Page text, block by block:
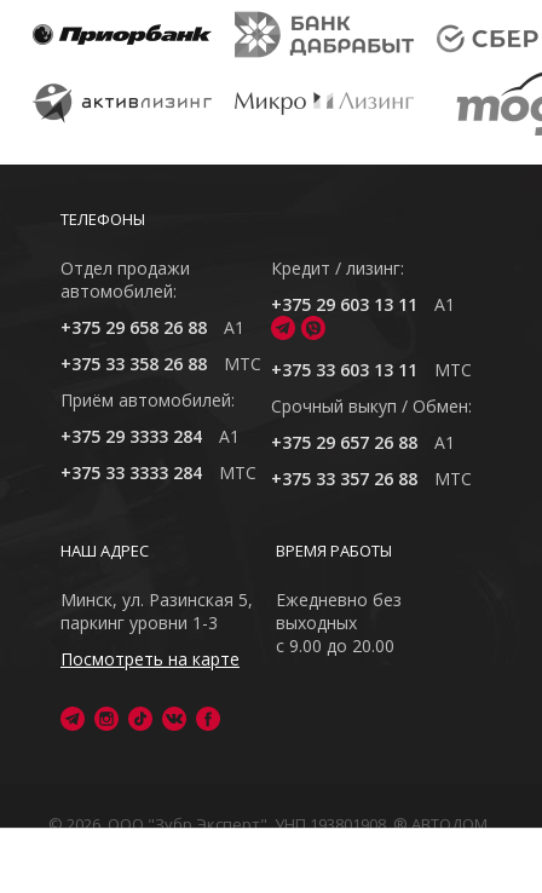
ТЕЛЕФОНЫ
Отдел продажи
автомобилей:
+375 29 658 26 88
A1
+375 33 358 26 88
MTC
Приём автомобилей:
+375 29 3333 284
A1
+375 33 3333 284
MTC
Кредит / лизинг:
+375 29 603 13 11
A1
+375 33 603 13 11
MTC
Cрочный выкуп / Обмен:
+375 29 657 26 88
A1
+375 33 357 26 88
MTC
ВРЕМЯ РАБОТЫ
Ежедневно без
выходных
с 9.00 до 20.00
НАШ АДРЕС
Минск, ул. Разинская 5,
паркинг уровни 1-3
Посмотреть на карте
© 2026, ООО "Зубр Эксперт", УНП 193801908. ® АВТОДОМ